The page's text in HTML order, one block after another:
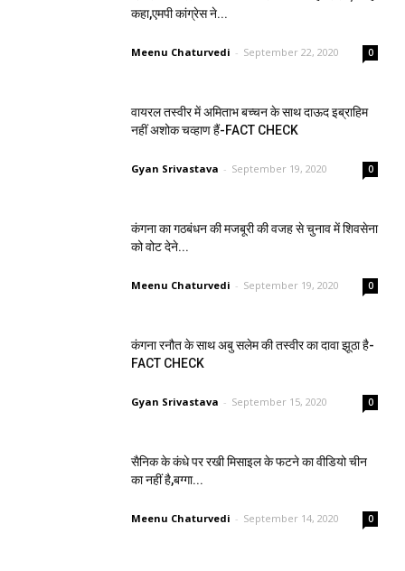
कहा,एमपी कांग्रेस ने...
Meenu Chaturvedi - September 22, 2020 0
वायरल तस्वीर में अमिताभ बच्चन के साथ दाऊद इब्राहिम
नहीं अशोक चव्हाण हैं-FACT CHECK
Gyan Srivastava - September 19, 2020 0
कंगना का गठबंधन की मजबूरी की वजह से चुनाव में शिवसेना
को वोट देने...
Meenu Chaturvedi - September 19, 2020 0
कंगना रनौत के साथ अबु सलेम की तस्वीर का दावा झूठा है-
FACT CHECK
Gyan Srivastava - September 15, 2020 0
सैनिक के कंधे पर रखी मिसाइल के फटने का वीडियो चीन
का नहीं है,बग्गा...
Meenu Chaturvedi - September 14, 2020 0